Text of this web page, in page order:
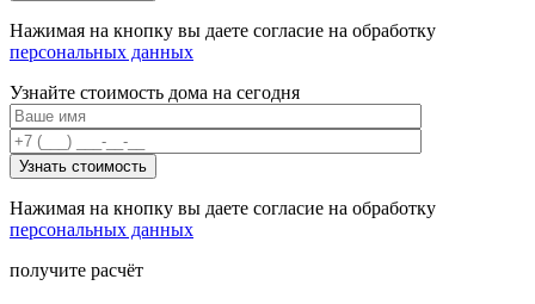
Нажимая на кнопку вы даете согласие на обработку
персональных данных
Узнайте стоимость дома на сегодня
Нажимая на кнопку вы даете согласие на обработку
персональных данных
получите расчёт